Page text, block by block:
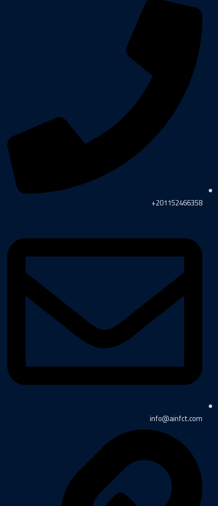
201152466358+
info@ainfct.com